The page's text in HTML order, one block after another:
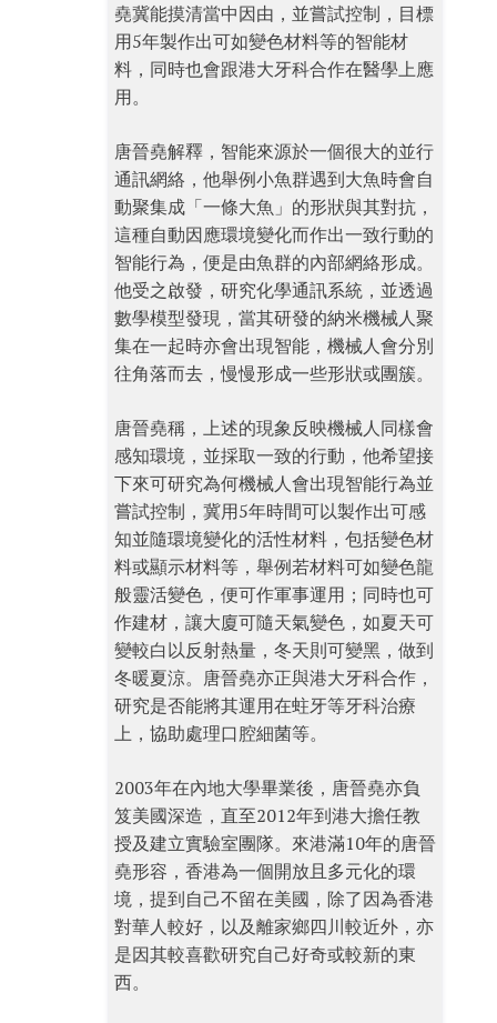
堯冀能摸清當中因由，並嘗試控制，目標
用5年製作出可如變色材料等的智能材
料，同時也會跟港大牙科合作在醫學上應
用。
唐晉堯解釋，智能來源於一個很大的並行
通訊網絡，他舉例小魚群遇到大魚時會自
動聚集成「一條大魚」的形狀與其對抗，
這種自動因應環境變化而作出一致行動的
智能行為，便是由魚群的內部網絡形成。
他受之啟發，研究化學通訊系統，並透過
數學模型發現，當其研發的納米機械人聚
集在一起時亦會出現智能，機械人會分別
往角落而去，慢慢形成一些形狀或團簇。
唐晉堯稱，上述的現象反映機械人同樣會
感知環境，並採取一致的行動，他希望接
下來可研究為何機械人會出現智能行為並
嘗試控制，冀用5年時間可以製作出可感
知並隨環境變化的活性材料，包括變色材
料或顯示材料等，舉例若材料可如變色龍
般靈活變色，便可作軍事運用；同時也可
作建材，讓大廈可隨天氣變色，如夏天可
變較白以反射熱量，冬天則可變黑，做到
冬暖夏涼。唐晉堯亦正與港大牙科合作，
研究是否能將其運用在蛀牙等牙科治療
上，協助處理口腔細菌等。
2003年在內地大學畢業後，唐晉堯亦負
笈美國深造，直至2012年到港大擔任教
授及建立實驗室團隊。來港滿10年的唐晉
堯形容，香港為一個開放且多元化的環
境，提到自己不留在美國，除了因為香港
對華人較好，以及離家鄉四川較近外，亦
是因其較喜歡研究自己好奇或較新的東
西。